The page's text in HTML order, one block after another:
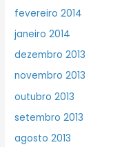
fevereiro 2014
janeiro 2014
dezembro 2013
novembro 2013
outubro 2013
setembro 2013
agosto 2013